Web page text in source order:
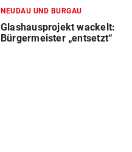
NEUDAU UND BURGAU
Glashausprojekt wackelt:
Bürgermeister „entsetzt“